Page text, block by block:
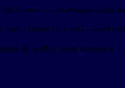
mail Verrà inviato un messaggio
utente? Effettua il reset della password
la casella di posta elettronica!